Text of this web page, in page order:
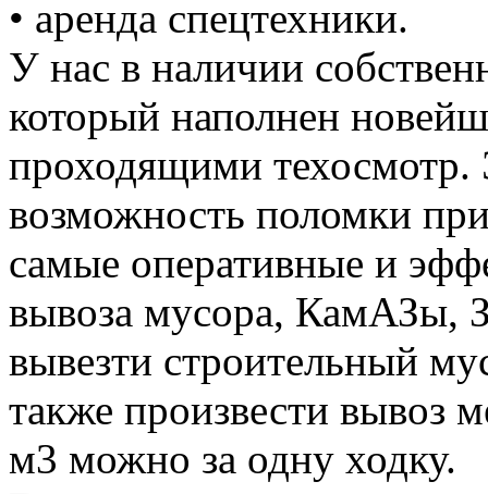
• аренда спецтехники.
У нас в наличии
который наполнен
проходящими техосмотр.
возможность поломки
самые оперативные и
вывоза мусора,
вывезти строительный
также произвести вывоз
м3 можно за одну ходку.